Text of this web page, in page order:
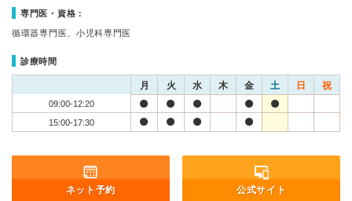
専門医・資格：
循環器専門医、小児科専門医
診療時間
月 火 水 木 金 土 日 祝
09:00-12:20
15:00-17:30
ネット予約 公式サイト